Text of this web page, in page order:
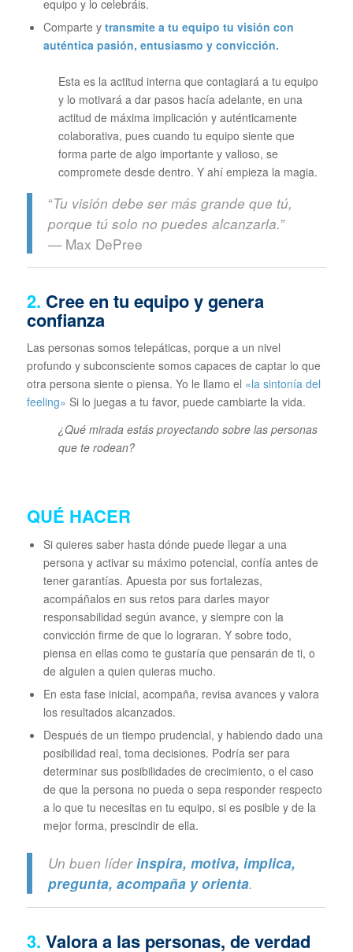
equipo y lo celebráis.
Comparte y transmite a tu equipo tu visión con
auténtica pasión, entusiasmo y convicción.
Esta es la actitud interna que contagiará a tu equipo
y lo motivará a dar pasos hacía adelante, en una
actitud de máxima implicación y auténticamente
colaborativa, pues cuando tu equipo siente que
forma parte de algo importante y valioso, se
compromete desde dentro. Y ahí empieza la magia.
“Tu visión debe ser más grande que tú,
porque tú solo no puedes alcanzarla.”
— Max DePree
2. Cree en tu equipo y genera
confianza
Las personas somos telepáticas, porque a un nivel
profundo y subconsciente somos capaces de captar lo que
otra persona siente o piensa. Yo le llamo el «la sintonía del
feeling» Si lo juegas a tu favor, puede cambiarte la vida.
¿Qué mirada estás proyectando sobre las personas
que te rodean?
QUÉ HACER
Si quieres saber hasta dónde puede llegar a una
persona y activar su máximo potencial, confía antes de
tener garantías. Apuesta por sus fortalezas,
acompáñalos en sus retos para darles mayor
responsabilidad según avance, y siempre con la
convicción firme de que lo lograran. Y sobre todo,
piensa en ellas como te gustaría que pensarán de ti, o
de alguien a quien quieras mucho.
En esta fase inicial, acompaña, revisa avances y valora
los resultados alcanzados.
Después de un tiempo prudencial, y habiendo dado una
posibilidad real, toma decisiones. Podría ser para
determinar sus posibilidades de crecimiento, o el caso
de que la persona no pueda o sepa responder respecto
a lo que tu necesitas en tu equipo, si es posible y de la
mejor forma, prescindir de ella.
Un buen líderinspira, motiva, implica,
pregunta, acompaña y orienta.
3. Valora a las personas, de verdad